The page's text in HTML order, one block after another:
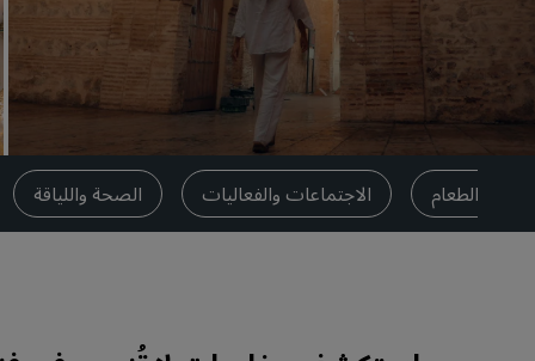
تناول الطعام الاجتماعات والفعاليات الصحة واللياقة